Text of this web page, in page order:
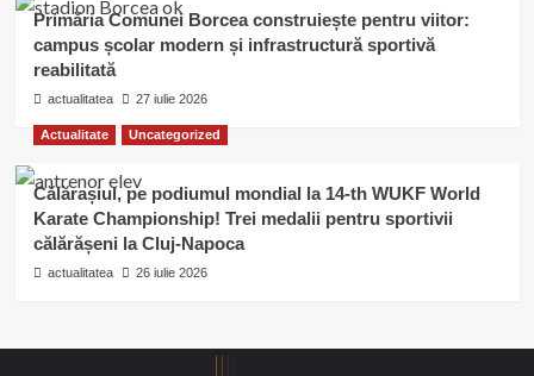
Primăria Comunei Borcea construiește pentru viitor:
campus școlar modern și infrastructură sportivă
reabilitată
actualitatea 27 iulie 2026
Actualitate Uncategorized
Călărașiul, pe podiumul mondial la 14-th WUKF World
Karate Championship! Trei medalii pentru sportivii
călărășeni la Cluj-Napoca
actualitatea 26 iulie 2026